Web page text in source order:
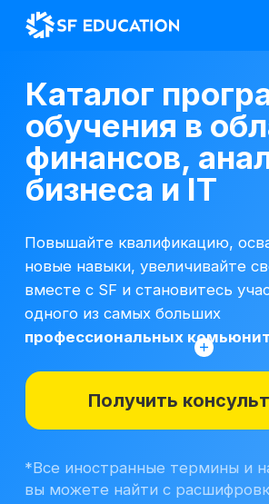
обучения в области
финансов, аналитики,
бизнеса и IT
*Все иностранные термины и названия
вы можете найти с расшифровкой
Получить консультацию
Повышайте квалификацию, осваивайте
новые навыки, увеличивайте свой доход
профессиональных комьюнити